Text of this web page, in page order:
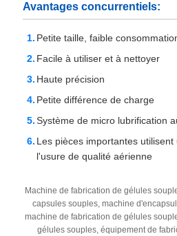
Avantages concurrentiels:
Petite taille, faible
Facile à utiliser et à nettoyer
Haute précision
Petite différence de charge
Système de micro lubrification
Les pièces importantes
l'usure de qualité aérienne
Machine de fabrication de gélules
capsules souples, machine
machine de fabrication de gélules
gélules souples, équipement de